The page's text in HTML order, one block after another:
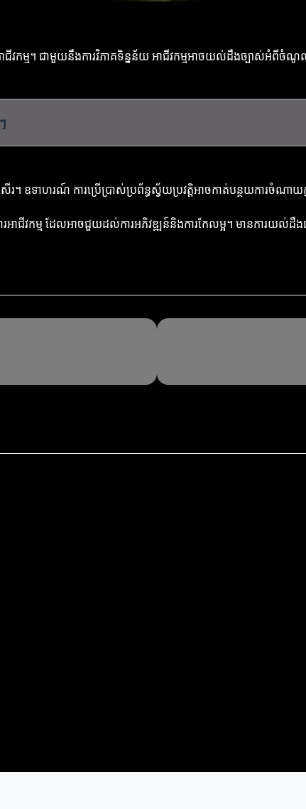
ស្ត្រអាជីវកម្ម។ ជាមួយនឹងការវិភាគទិន្នន័យ អាជីវកម្មអាចយល់ដឹងច្បា
។ ឧទាហរណ៍ ការប្រើប្រាស់ប្រព័ន្ធស្វ័យប្រវត្តិអាចកាត់បន្ថយការចំណាយ
អាជីវកម្ម ដែលអាចជួយដល់ការអភិវឌ្ឍន៍និងការកែលម្អ។ មានការយល់ដឹង